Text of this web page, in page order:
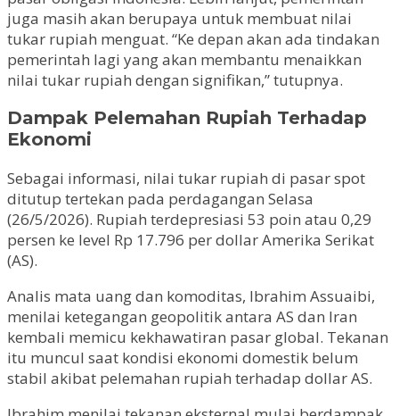
juga masih akan berupaya untuk membuat nilai
tukar rupiah menguat. “Ke depan akan ada tindakan
pemerintah lagi yang akan membantu menaikkan
nilai tukar rupiah dengan signifikan,” tutupnya.
Dampak Pelemahan Rupiah Terhadap
Ekonomi
Sebagai informasi, nilai tukar rupiah di pasar spot
ditutup tertekan pada perdagangan Selasa
(26/5/2026). Rupiah terdepresiasi 53 poin atau 0,29
persen ke level Rp 17.796 per dollar Amerika Serikat
(AS).
Analis mata uang dan komoditas, Ibrahim Assuaibi,
menilai ketegangan geopolitik antara AS dan Iran
kembali memicu kekhawatiran pasar global. Tekanan
itu muncul saat kondisi ekonomi domestik belum
stabil akibat pelemahan rupiah terhadap dollar AS.